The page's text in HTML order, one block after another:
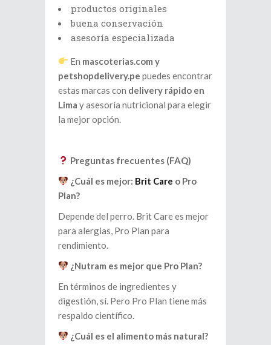
productos originales
buena conservación
asesoría especializada
En mascoterias.com y
petshopdelivery.pe puedes encontrar
estas marcas con delivery rápido en
Lima y asesoría nutricional para elegir
la mejor opción.
Preguntas frecuentes (FAQ)
¿Cuál es mejor: Brit Care o Pro
Plan?
Depende del perro. Brit Care es mejor
para alergias, Pro Plan para
rendimiento.
¿Nutram es mejor que Pro Plan?
En términos de ingredientes y
digestión, sí. Pero Pro Plan tiene más
respaldo científico.
¿Cuál es el alimento más natural?